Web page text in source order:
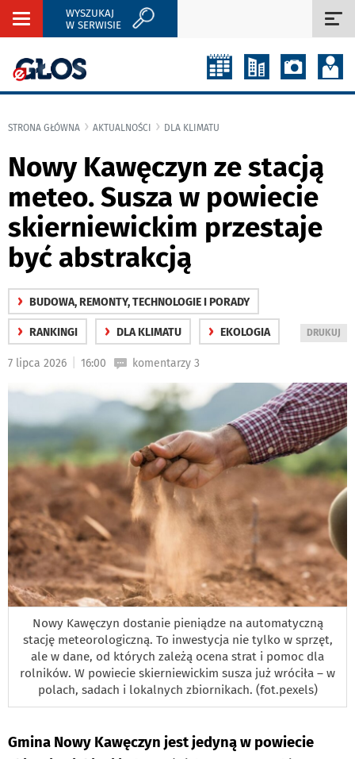
Rozwiń
WYSZUKAJ
W SERWISIE
STRONA GŁÓWNA AKTUALNOŚCI DLA KLIMATU
Nowy Kawęczyn ze stacją
meteo. Susza w powiecie
skierniewickim przestaje
być abstrakcją
› BUDOWA, REMONTY, TECHNOLOGIE I PORADY
› RANKINGI › DLA KLIMATU › EKOLOGIA
WYDRUKUJ
DRUKUJ
7 lipca 2026 16:00 komentarzy 3
Nowy Kawęczyn dostanie pieniądze na automatyczną
stację meteorologiczną. To inwestycja nie tylko w sprzęt,
ale w dane, od których zależą ocena strat i pomoc dla
rolników. W powiecie skierniewickim susza już wróciła – w
polach, sadach i lokalnych zbiornikach. (fot.pexels)
Gmina Nowy Kawęczyn jest jedyną w powiecie